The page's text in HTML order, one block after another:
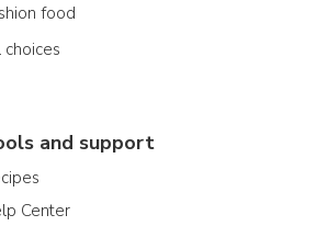
food
and support
Center